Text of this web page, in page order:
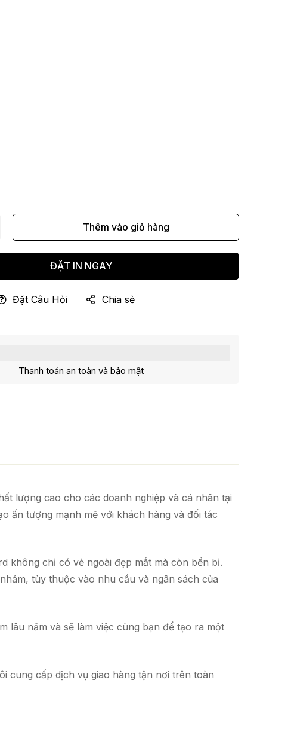
Thêm vào giỏ hàng
ĐẶT IN NGAY
Đặt Câu Hỏi Chia sẻ
Thanh toán an toàn và bảo mật
lượng cao cho các doanh nghiệp và cá nhân tại
ấn tượng mạnh mẽ với khách hàng và đối tác
không chỉ có vẻ ngoài đẹp mắt mà còn bền bỉ.
tùy thuộc vào nhu cầu và ngân sách của
lâu năm và sẽ làm việc cùng bạn để tạo ra một
cung cấp dịch vụ giao hàng tận nơi trên toàn